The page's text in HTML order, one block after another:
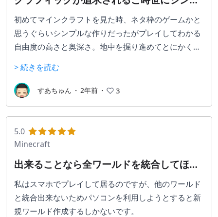
ルな作りで奥深いゲーム
初めてマインクラフトを見た時、ネタ枠のゲームかと
思うぐらいシンプルな作りだったがプレイしてわかる
自由度の高さと奥深さ。地中を掘り進めてとにかくダ
ドラゴンを倒すもヨシ、倒さずほのぼの牧場を作るも
ヨシ、とにかく自由。自分よりも我が子が先にエンチ
ャント、レッドストーン回路による罠作りなどスキル
アップしていて教えて貰う立場に。プログラミング教
室で使われる理由にも納得です。
> 続きを読む
すあちゅん ・ 2年前 ・ 3
5.0
Minecraft
出来ることなら全ワールドを統合してほし
い
私はスマホでプレイして居るのですが、他のワールド
と統合出来ないためパソコンを利用しようとすると新
規ワールド作成するしかないです。